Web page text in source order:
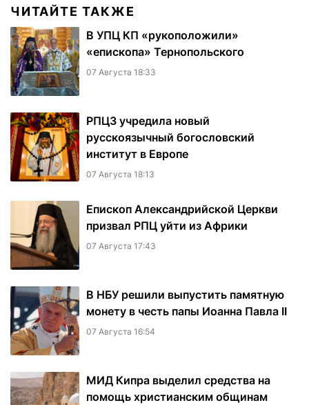
ЧИТАЙТЕ ТАКЖЕ
В УПЦ КП «рукоположили»
«епископа» Тернопольского
07 Августа 18:33
РПЦЗ учредила новый
русскоязычный богословский
институт в Европе
07 Августа 18:13
Епископ Александрийской Церкви
призвал РПЦ уйти из Африки
07 Августа 17:43
В НБУ решили выпустить памятную
монету в честь папы Иоанна Павла II
07 Августа 16:54
МИД Кипра выделил средства на
помощь христианским общинам